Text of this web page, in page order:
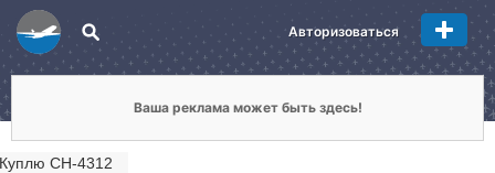
Авторизоваться
Ваша реклама может быть здесь!
Куплю СН-4312